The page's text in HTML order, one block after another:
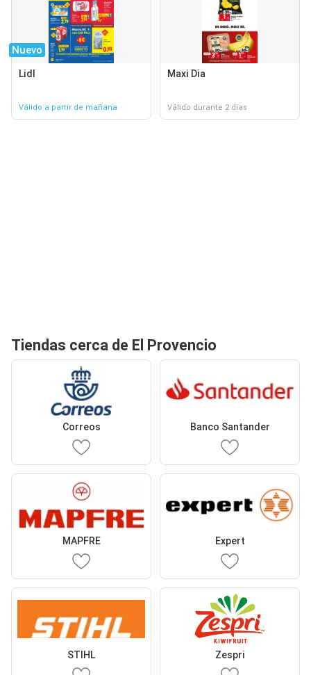
Nuevo
Lidl
Válido a partir de mañana
Maxi Dia
Válido durante 2 días
Tiendas cerca de El Provencio
Correos Banco Santander
MAPFRE Expert
STIHL Zespri